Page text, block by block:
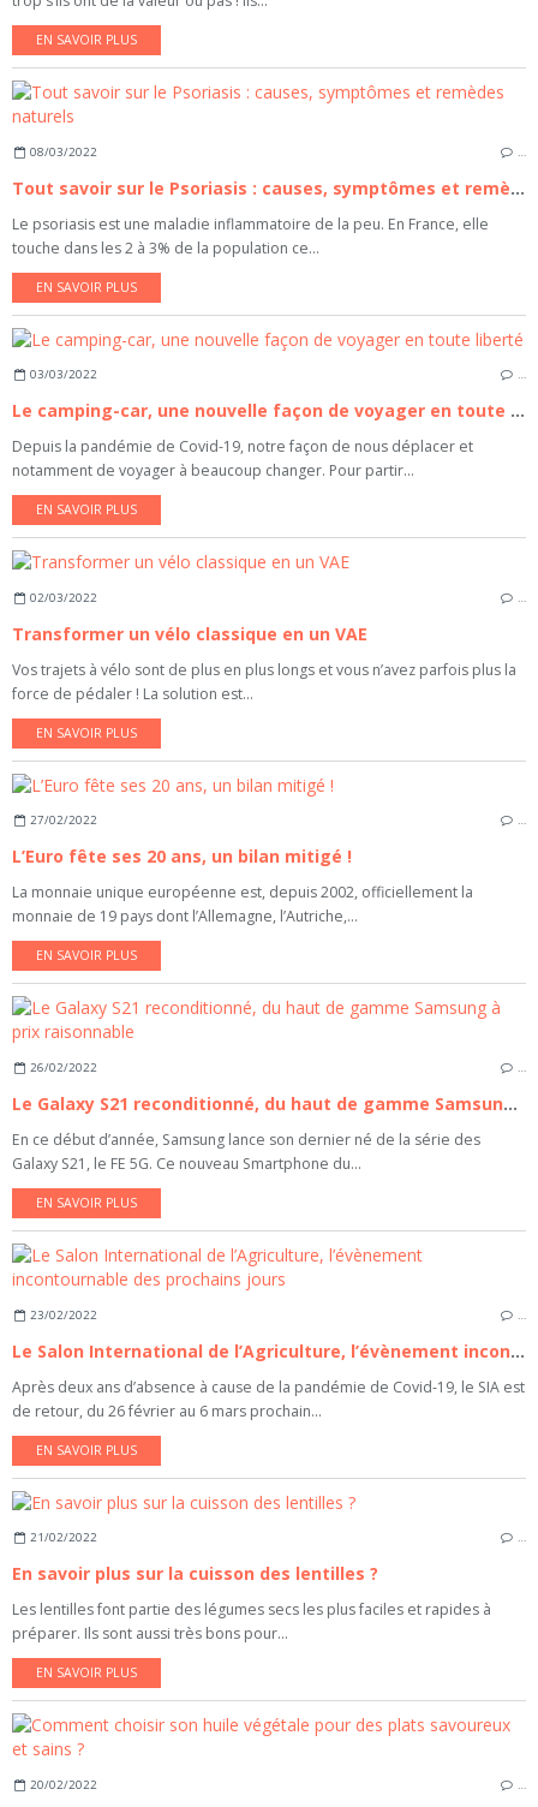
EN SAVOIR PLUS
08/03/2022
Tout savoir sur le Psoriasis : causes, symptômes et remèdes naturels
Le psoriasis est une maladie inflammatoire de la peu. En France, elle
touche dans les 2 à 3% de la population ce...
EN SAVOIR PLUS
03/03/2022 …
Le camping-car, une nouvelle façon de voyager en toute liberté
Depuis la pandémie de Covid-19, notre façon de nous déplacer et
notamment de voyager à beaucoup changer. Pour partir...
EN SAVOIR PLUS
02/03/2022 …
Transformer un vélo classique en un VAE
Vos trajets à vélo sont de plus en plus longs et vous n’avez parfois plus la
force de pédaler ! La solution est...
EN SAVOIR PLUS
27/02/2022 …
L’Euro fête ses 20 ans, un bilan mitigé !
La monnaie unique européenne est, depuis 2002, officiellement la
monnaie de 19 pays dont l’Allemagne, l’Autriche,...
EN SAVOIR PLUS
26/02/2022 …
Le Galaxy S21 reconditionné, du haut de gamme Samsung à prix raisonnable
En ce début d’année, Samsung lance son dernier né de la série des
Galaxy S21, le FE 5G. Ce nouveau Smartphone du...
EN SAVOIR PLUS
23/02/2022 …
Le Salon International de l’Agriculture, l’évènement incontournable des prochains jours
Après deux ans d’absence à cause de la pandémie de Covid-19, le SIA est
de retour, du 26 février au 6 mars prochain...
EN SAVOIR PLUS
21/02/2022 …
En savoir plus sur la cuisson des lentilles ?
Les lentilles font partie des légumes secs les plus faciles et rapides à
préparer. Ils sont aussi très bons pour...
EN SAVOIR PLUS
20/02/2022 …